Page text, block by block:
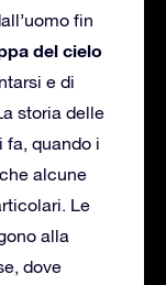
fin
del cielo
e di
storia delle
fa, quando i
alcune
Le
alla
dove